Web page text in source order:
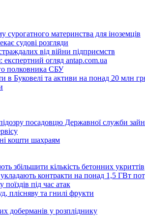
сурогатного материнства для іноземців
судові розгляди
від війни підприємств
експертний огляд antap.com.ua
полковника СБУ
в Буковелі та активи на понад 20 млн
посадовцю Державної служби
кошти шахраям
збільшити кількість бетонних укриттів
контракти на понад 1,5 ГВт
під час атак
плісняву та гнилі фрукти
доберманів у розпліднику